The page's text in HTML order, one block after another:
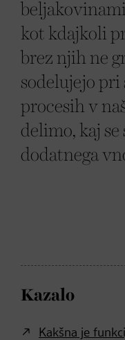
kot kdajkoli
brez njih ne
sodelujejo pri
procesih v
delimo, kaj
dodatnega
Kazalo
Kakšna je